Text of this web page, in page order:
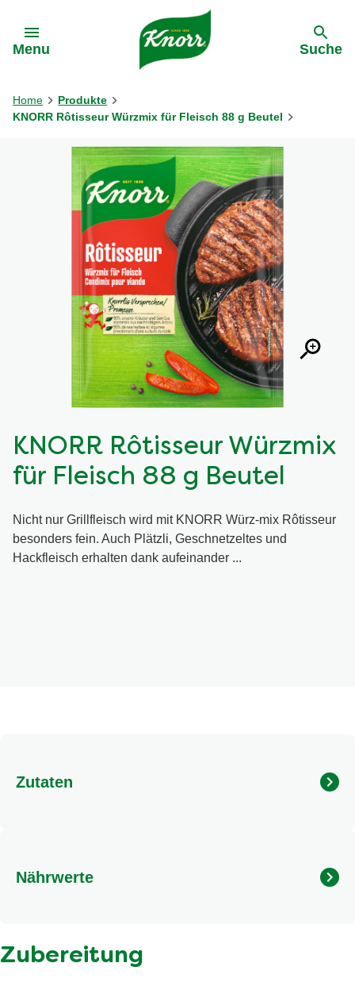
Menu Suche
Home
Produkte
KNORR Rôtisseur Würzmix für Fleisch 88 g Beutel
KNORR Rôtisseur Würzmix
für Fleisch 88 g Beutel
Nicht nur Grillfleisch wird mit KNORR Würz-mix Rôtisseur
besonders fein. Auch Plätzli, Geschnetzeltes und
Hackfleisch erhalten dank aufeinander ...
Zutaten
Kreuzkümmel, Kurkuma, Anis, Zimt, Fenchelsamen,
HAFER, EI, SOJA, MILCH, SELLERIE, SENF enthalten.
Nährwerte
Fett
Zubereitung